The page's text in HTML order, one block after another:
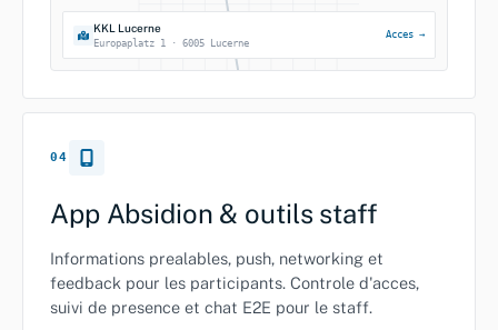
KKL Lucerne
Europaplatz 1 · 6005 Lucerne
Acces →
04
App Absidion & outils staff
Informations prealables, push, networking et
feedback pour les participants. Controle d'acces,
suivi de presence et chat E2E pour le staff.